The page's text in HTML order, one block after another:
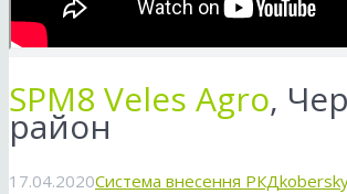
SPM8 Veles Agro,
район
17.04.2020Система внесення РКД